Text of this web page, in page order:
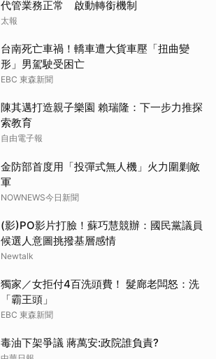
代管業務正常 啟動轉銜機制
太報
台南死亡車禍！轎車遭大貨車壓「扭曲變
形」男駕駛受困亡
EBC 東森新聞
陳其邁打造親子樂園 賴瑞隆：下一步力推探
索教育
自由電子報
金防部首度用「投彈式無人機」火力圍剿敵
軍
NOWNEWS今日新聞
(影)PO影片打臉！蘇巧慧競辦：國民黨議員
候選人意圖挑撥基層感情
Newtalk
獨家／女拒付4百洗頭費！ 髮廊老闆怒：洗
「霸王頭」
EBC 東森新聞
毒油下架爭議 蔣萬安:政院誰負責?